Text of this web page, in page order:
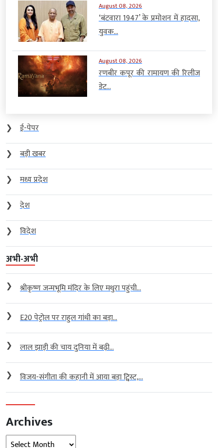
August 08, 2026
‘बंटवारा 1947’ के प्रमोशन में हादसा,
युवक...
August 08, 2026
रणबीर कपूर की रामायण की रिलीज
डेट...
❯
ई-पेपर
❯
बड़ी खबर
❯
मध्य प्रदेश
❯
देश
❯
विदेश
अभी-अभी
❯ श्रीकृष्ण जन्मभूमि मंदिर के लिए मथुरा पहुंची...
❯ E20 पेट्रोल पर राहुल गांधी का बड़ा...
❯ लाल झाड़ी की चाय दुनिया में बढ़ी...
❯ विजय-संगीता की कहानी में आया बड़ा ट्विस्ट,...
Archives
Archives